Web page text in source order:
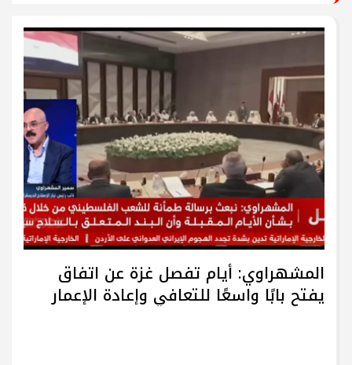
المشهراوي: أيام تفصل غزة عن اتفاق
يفتح بابًا واسعًا للتعافي وإعادة الإعمار